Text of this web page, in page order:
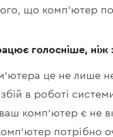
що комп'ютер
голосніше, ніж
це не лише
в роботі
комп'ютер є не
потрібно